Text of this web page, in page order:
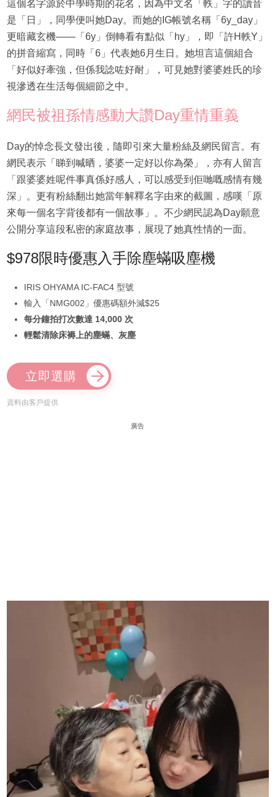
這個名字源於中學時期的花名，因為中文名「軼」字的讀音
是「日」，同學便叫她Day。而她的IG帳號名稱「6y_day」
更暗藏玄機——「6y」倒轉看有點似「hy」，即「許H軼Y」
的拼音縮寫，同時「6」代表她6月生日。她坦言這個組合
「好似好牽強，但係我諗咗好耐」，可見她對婆婆姓氏的珍
視滲透在生活每個細節之中。
網民被祖孫情感動大讚Day重情重義
Day的悼念長文發出後，隨即引來大量粉絲及網民留言。有
網民表示「睇到喊晒，婆婆一定好以你為榮」，亦有人留言
「跟婆婆姓呢件事真係好感人，可以感受到佢哋嘅感情有幾
深」。更有粉絲翻出她當年解釋名字由來的截圖，感嘆「原
來每一個名字背後都有一個故事」。不少網民認為Day願意
公開分享這段私密的家庭故事，展現了她真性情的一面。
$978限時優惠入手除塵蟎吸塵機
IRIS OHYAMA IC-FAC4 型號
輸入「NMG002」優惠碼額外減$25
每分鐘拍打次數達 14,000 次
輕鬆清除床褥上的塵蟎、灰塵
立即選購
資料由客戶提供
廣告